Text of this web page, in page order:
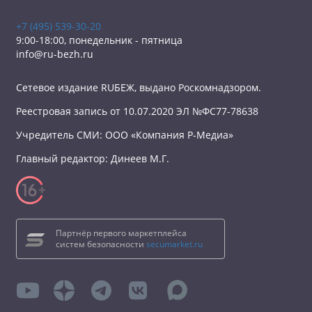
+7 (495) 539-30-20
9:00-18:00, понедельник - пятница
info@ru-bezh.ru
Сетевое издание RUБЕЖ, выдано Роскомнадзором.
Реестровая запись от 10.07.2020 ЭЛ №ФС77-78638
Учредитель СМИ: ООО «Компания Р-Медиа»
Главный редактор: Динеев М.Г.
Партнёр первого маркетплейса
систем безопасности secumarket.ru